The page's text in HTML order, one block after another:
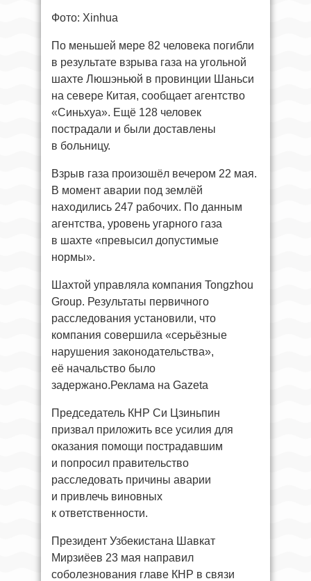
Фото: Xinhua
По меньшей мере 82 человека погибли
в результате взрыва газа на угольной
шахте Люшэньюй в провинции Шаньси
на севере Китая, сообщает агентство
«Синьхуа». Ещё 128 человек
пострадали и были доставлены
в больницу.
Взрыв газа произошёл вечером 22 мая.
В момент аварии под землёй
находились 247 рабочих. По данным
агентства, уровень угарного газа
в шахте «превысил допустимые
нормы».
Шахтой управляла компания Tongzhou
Group. Результаты первичного
расследования установили, что
компания совершила «серьёзные
нарушения законодательства»,
её начальство было
задержано.Реклама на Gazeta
Председатель КНР Си Цзиньпин
призвал приложить все усилия для
оказания помощи пострадавшим
и попросил правительство
расследовать причины аварии
и привлечь виновных
к ответственности.
Президент Узбекистана Шавкат
Мирзиёев 23 мая направил
соболезнования главе КНР в связи